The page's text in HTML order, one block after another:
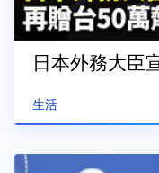
生活
日本外務大臣